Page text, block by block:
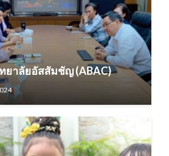
ยาลัยอัสสัมชัญ (ABAC)